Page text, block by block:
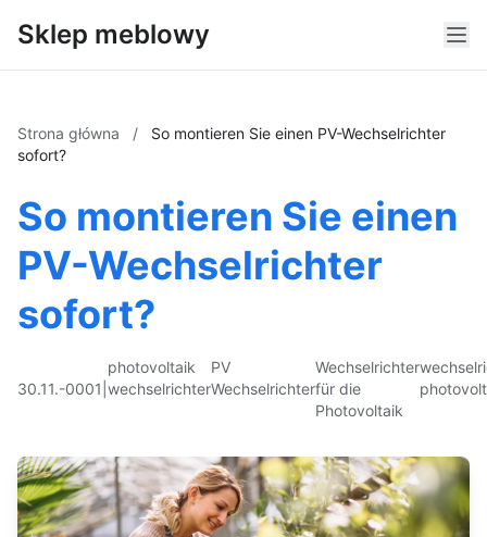
Sklep meblowy
Strona główna /
So montieren Sie einen PV-Wechselrichter
sofort?
So montieren Sie einen
PV-Wechselrichter
sofort?
30.11.-0001
photovoltaik
wechselrichter
PV
Wechselrichter
Wechselrichter
für die
Photovoltaik